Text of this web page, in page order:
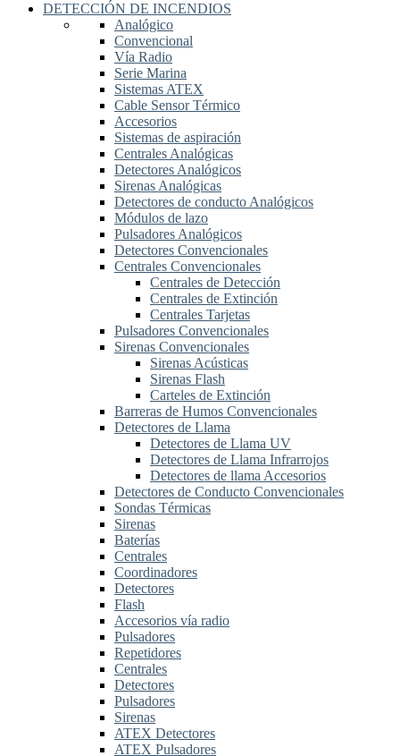
DETECCIÓN DE INCENDIOS
Analógico
Convencional
Vía Radio
Serie Marina
Sistemas ATEX
Cable Sensor Térmico
Accesorios
Sistemas de aspiración
Centrales Analógicas
Detectores Analógicos
Sirenas Analógicas
Detectores de conducto Analógicos
Módulos de lazo
Pulsadores Analógicos
Detectores Convencionales
Centrales Convencionales
Centrales de Detección
Centrales de Extinción
Centrales Tarjetas
Pulsadores Convencionales
Sirenas Convencionales
Sirenas Acústicas
Sirenas Flash
Carteles de Extinción
Barreras de Humos Convencionales
Detectores de Llama
Detectores de Llama UV
Detectores de Llama Infrarrojos
Detectores de llama Accesorios
Detectores de Conducto Convencionales
Sondas Térmicas
Sirenas
Baterías
Centrales
Coordinadores
Detectores
Flash
Accesorios vía radio
Pulsadores
Repetidores
Centrales
Detectores
Pulsadores
Sirenas
ATEX Detectores
ATEX Pulsadores